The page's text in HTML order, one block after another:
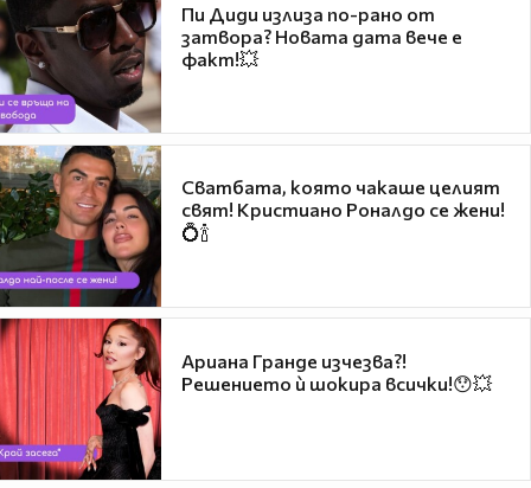
Пи Диди излиза по-рано от
затвора? Новата дата вече е
факт!💥
Сватбата, която чакаше целият
свят! Кристиано Роналдо се жени!
💍🍾
Ариана Гранде изчезва?!
Решението ѝ шокира всички!😯💥